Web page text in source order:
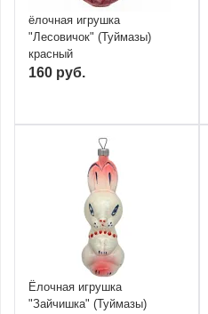
ёлочная игрушка
"Лесовичок" (Туймазы)
красный
160 руб.
Ёлочная игрушка
"Зайчишка" (Туймазы)